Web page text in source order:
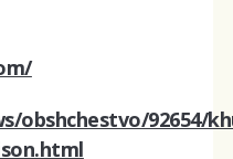
obshchestvo/92654/